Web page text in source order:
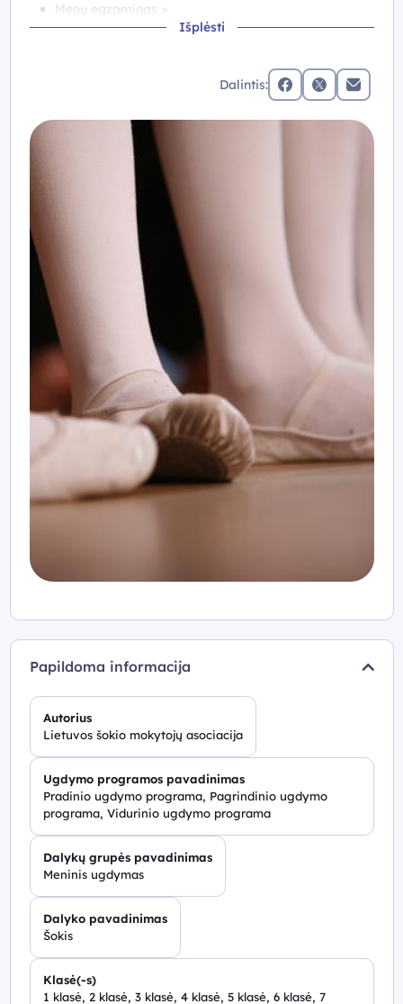
Išplėsti
Menų egzaminas >
neredaguojant ir neprisiimant atsakomybės už autorinį
audojantis informacija viešuose šaltiniuose yra
privaloma autorystės nuoroda.
Dalintis:
facebookx (twitter)
Papildoma informacija
Autorius
Lietuvos šokio mokytojų asociacija
Ugdymo programos pavadinimas
Pradinio ugdymo programa, Pagrindinio ugdymo
programa, Vidurinio ugdymo programa
Dalykų grupės pavadinimas
Meninis ugdymas
Dalyko pavadinimas
Šokis
Klasė(-s)
1 klasė, 2 klasė, 3 klasė, 4 klasė, 5 klasė, 6 klasė, 7